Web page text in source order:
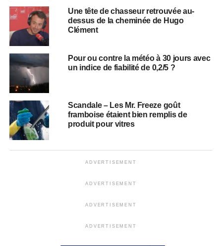
Une tête de chasseur retrouvée au-
dessus de la cheminée de Hugo
Clément
Pour ou contre la météo à 30 jours avec
un indice de fiabilité de 0,2/5 ?
Scandale – Les Mr. Freeze goût
framboise étaient bien remplis de
produit pour vitres
ADVERTISEMENT
ADVERTISEMENT
ADVERTISEMENT
ADVERTISEMENT